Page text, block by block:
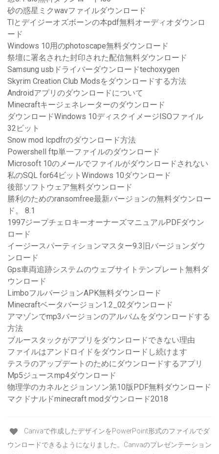
砂の惑星ミクwavファイルダウンロード
Tlとデイジーオズボーンの本pdf無料オーディオダウンロ
ード
Windows 10用のphotoscape無料ダウンロード
祭壇に署名された封印された配信無料ダウンロード
Samsung usbドライバーダウンロードtechoxygen
Skyrim Creation Club Modsをダウンロードする方法
Androidアプリのダウンロードについて
Minecraftキージェネレーターのダウンロード
ダウンロードWindows 10ディスクイメージISOファイル
32ビット
Snow mod lcpdfrのダウンロード方法
Powershell ftp単一ファイルのダウンロード
Microsoft 10のメールでファイルがダウンロードされない
私のSQL for64ビットWindows 10ダウンロード
後部ソフトウェア無料ダウンロード
勝利のためのransomfree最新バージョンの無料ダウンロー
ド。 8.1
1997ジープチェロキーオーナーズマニュアルPDFダウン
ロード
イージースパーティションマスター9.3旧バージョンダウ
ンロード
Gps車両追跡システムのウェブサイトテンプレート無料ダ
ウンロード
LimboフルバージョンAPK無料ダウンロード
Minecraftベータバージョン1.2_02ダウンロード
アマゾンでmp3バージョンのアルバムをダウンロードする
方法
ブルースタックがアプリをダウンロードできない理由
ファイルはアンドロイドをダウンロードし続けます
テスラのアップデートのためにダウンロードするアプリ
Mp5ジュースmp4ダウンロード
物理学のカネルとジョンソン第10版PDF無料ダウンロード
マクドナルドminecraft modダウンロード2018
Canvaで作成したデザインをPowerPoint形式のファイルでダ
ウンロードできるようになりました。Canvaのプレゼンテーション